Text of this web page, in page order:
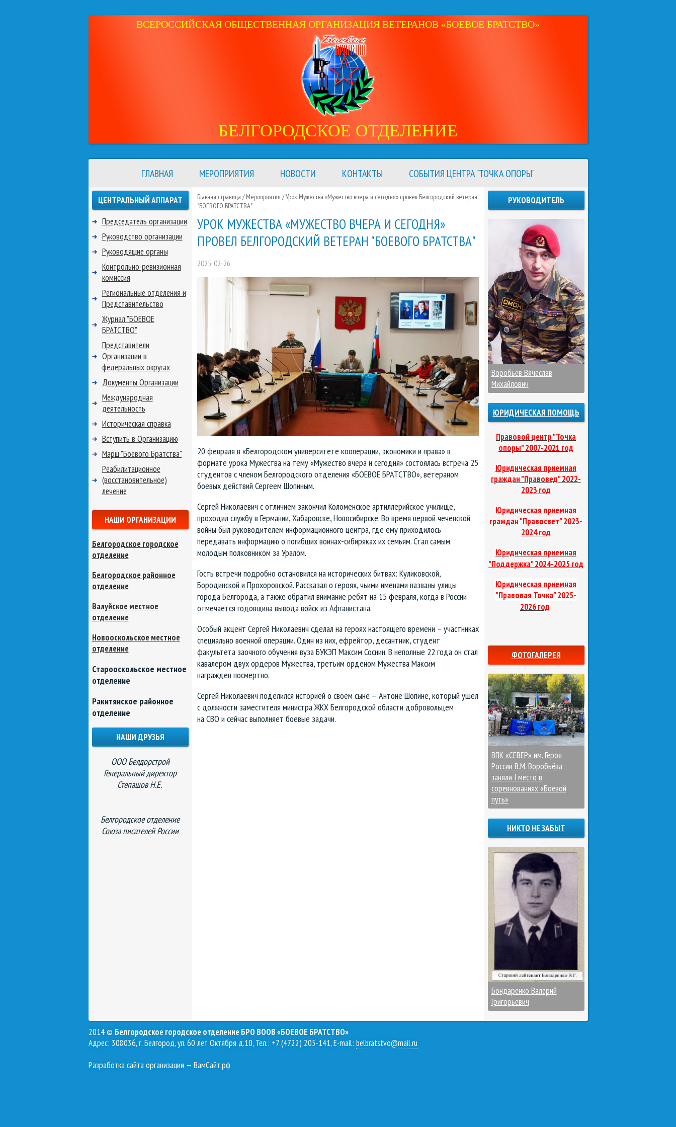
ВСЕРОССИЙСКАЯ ОБЩЕСТВЕННАЯ ОРГАНИЗАЦИЯ ВЕТЕРАНОВ «БОЕВОЕ БРАТСТВО»
БЕЛГОРОДСКОЕ ОТДЕЛЕНИЕ
ГЛАВНАЯ МЕРОПРИЯТИЯ НОВОСТИ КОНТАКТЫ СОБЫТИЯ ЦЕНТРА "ТОЧКА ОПОРЫ"
Главная страница /Мероприятия /Урок Мужества «Мужество вчера и сегодня» провел Белгородский ветеран
"БОЕВОГО БРАТСТВА"
УРОК МУЖЕСТВА «МУЖЕСТВО ВЧЕРА И СЕГОДНЯ»
ПРОВЕЛ БЕЛГОРОДСКИЙ ВЕТЕРАН "БОЕВОГО БРАТСТВА"
2025-02-26
20 февраля в «Белгородском университете кооперации, экономики и права» в
формате урока Мужества на тему «Мужество вчера и сегодня» состоялась встреча 25
студентов с членом Белгородского отделения «БОЕВОЕ БРАТСТВО», ветераном
боевых действий Сергеем Шопиным.
Сергей Николаевич с отличием закончил Коломенское артиллерийское училище,
проходил службу в Германии, Хабаровске, Новосибирске. Во время первой чеченской
войны был руководителем информационного центра, где ему приходилось
передавать информацию о погибших воинах-сибиряках их семьям. Стал самым
молодым полковником за Уралом.
Гость встречи подробно остановился на исторических битвах: Куликовской,
Бородинской и Прохоровской. Рассказал о героях, чьими именами названы улицы
города Белгорода, а также обратил внимание ребят на 15 февраля, когда в России
отмечается годовщина вывода войск из Афганистана.
Особый акцент Сергей Николаевич сделал на героях настоящего времени – участниках
специально военной операции. Один из них, ефрейтор, десантник, студент
факультета заочного обучения вуза БУКЭП Максим Соснин. В неполные 22 года он стал
кавалером двух ордеров Мужества, третьим орденом Мужества Максим
награжден посмертно.
Сергей Николаевич поделился историей о своём сыне — Антоне Шопине, который ушел
с должности заместителя министра ЖКХ Белгородской области добровольцем
на СВО и сейчас выполняет боевые задачи.
ЦЕНТРАЛЬНЫЙ АППАРАТ
Председатель организации
Руководство организации
Руководящие органы
Контрольно-ревизионная
комиссия
Региональные отделения и
Представительство
Журнал "БОЕВОЕ
БРАТСТВО"
Представители
Организации в
федеральных округах
Документы Организации
Международная
деятельность
Историческая справка
Вступить в Организацию
Марш "Боевого Братства"
Реабилитационное
(восстановительное)
лечение
НАШИ ОРГАНИЗАЦИИ
Белгородское городское
отделение
Белгородское районное
отделение
Валуйское местное
отделение
Новооскольское местное
отделение
Старооскольское местное
отделение
Ракитянское районное
отделение
НАШИ ДРУЗЬЯ
ООО Белдорстрой
Генеральный директор
Степашов Н.Е.
Белгородское отделение
Союза писателей России
РУКОВОДИТЕЛЬ
Воробьев Вячеслав
Михайлович
ЮРИДИЧЕСКАЯ ПОМОЩЬ
Правовой центр "Точка
опоры" 2007-2021 год
Юридическая приемная
граждан "Правовед"2022-
2023 год
Юридическая приемная
граждан "Правосвет"2023-
2024 год
Юридическая приемная
"Поддержка"2024-2025 год
Юридическая приемная
"Правовая Точка"2025-
2026 год
ФОТОГАЛЕРЕЯ
ВПК «СЕВЕР» им. Героя
России В.М. Воробьёва
заняли I место в
соревнованиях «Боевой
путь»
НИКТО НЕ ЗАБЫТ
Бондаренко Валерий
Григорьевич
2014 © Белгородское городское отделение БРО ВООВ «БОЕВОЕ БРАТСТВО»
Адрес: 308036, г. Белгород, ул. 60 лет Октября д.10, Тел.: +7 (4722) 205-141, E-mail: belbratstvo@mail.ru
Разработка сайта организации — ВамСайт.рф